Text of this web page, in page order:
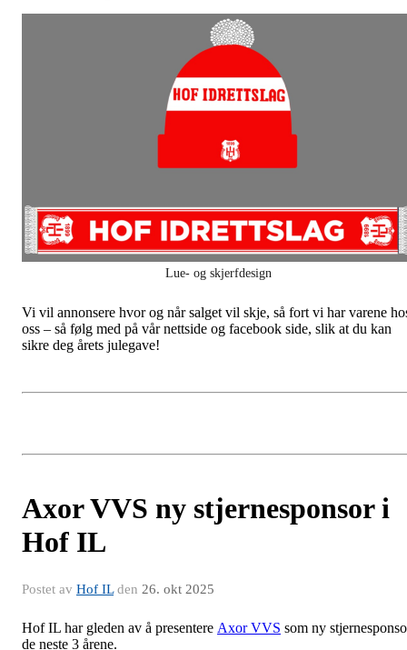
Lue- og skjerfdesign
Vi vil annonsere hvor og når salget vil skje, så fort vi har varene
oss – så følg med på vår nettside og facebook side, slik at du kan
sikre deg årets julegave!
Axor VVS ny stjernesponsor i
Hof IL
Postet av Hof ILden 26. okt 2025
Hof IL har gleden av å presentere Axor VVS som ny
de neste 3 årene.